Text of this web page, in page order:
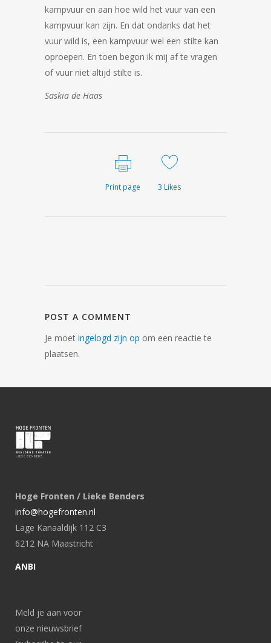
kampvuur en aan hoe wild het vuur van een
kampvuur kan zijn. En dat ondanks dat het
vuur wild is, een kampvuur wel een stilte kan
oproepen. En toen begon ik mij af te vragen
of vuur niet altijd stilte is.
Saskia de Haas
Print page 3 Likes
POST A COMMENT
Je moet ingelogd zijn op om een reactie te
plaatsen.
Hoge Fronten / Lieke Benders
info@hogefronten.nl
Lage Kanaaldijk 112 C3
6212 NA Maastricht
ANBI
Meld je aan voor
onze nieuwsbrief